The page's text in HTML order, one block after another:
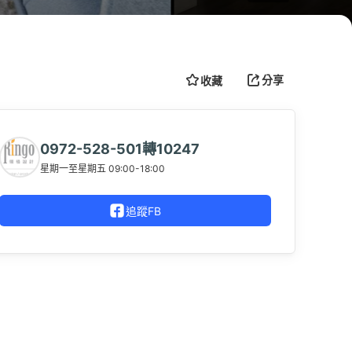
收藏 分享
0972-528-501轉10247
星期一至星期五 09:00-18:00
追蹤FB